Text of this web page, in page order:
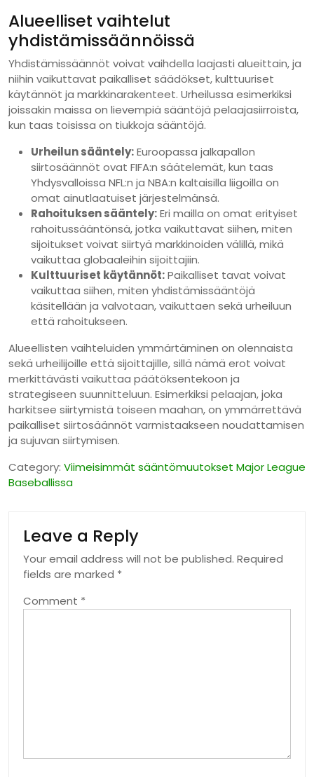
Alueelliset vaihtelut
yhdistämissäännöissä
Yhdistämissäännöt voivat vaihdella laajasti alueittain, ja
niihin vaikuttavat paikalliset säädökset, kulttuuriset
käytännöt ja markkinarakenteet. Urheilussa esimerkiksi
joissakin maissa on lievempiä sääntöjä pelaajasiirroista,
kun taas toisissa on tiukkoja sääntöjä.
Urheilun sääntely:Euroopassa jalkapallon
siirtosäännöt ovat FIFA:n säätelemät, kun taas
Yhdysvalloissa NFL:n ja NBA:n kaltaisilla liigoilla on
omat ainutlaatuiset järjestelmänsä.
Rahoituksen sääntely:Eri mailla on omat erityiset
rahoitussääntönsä, jotka vaikuttavat siihen, miten
sijoitukset voivat siirtyä markkinoiden välillä, mikä
vaikuttaa globaaleihin sijoittajiin.
Kulttuuriset käytännöt:Paikalliset tavat voivat
vaikuttaa siihen, miten yhdistämissääntöjä
käsitellään ja valvotaan, vaikuttaen sekä urheiluun
että rahoitukseen.
Alueellisten vaihteluiden ymmärtäminen on olennaista
sekä urheilijoille että sijoittajille, sillä nämä erot voivat
merkittävästi vaikuttaa päätöksentekoon ja
strategiseen suunnitteluun. Esimerkiksi pelaajan, joka
harkitsee siirtymistä toiseen maahan, on ymmärrettävä
paikalliset siirtosäännöt varmistaakseen noudattamisen
ja sujuvan siirtymisen.
Category: Viimeisimmät sääntömuutokset Major League
Baseballissa
Leave a Reply
Your email address will not be published. Required
fields are marked *
Comment *